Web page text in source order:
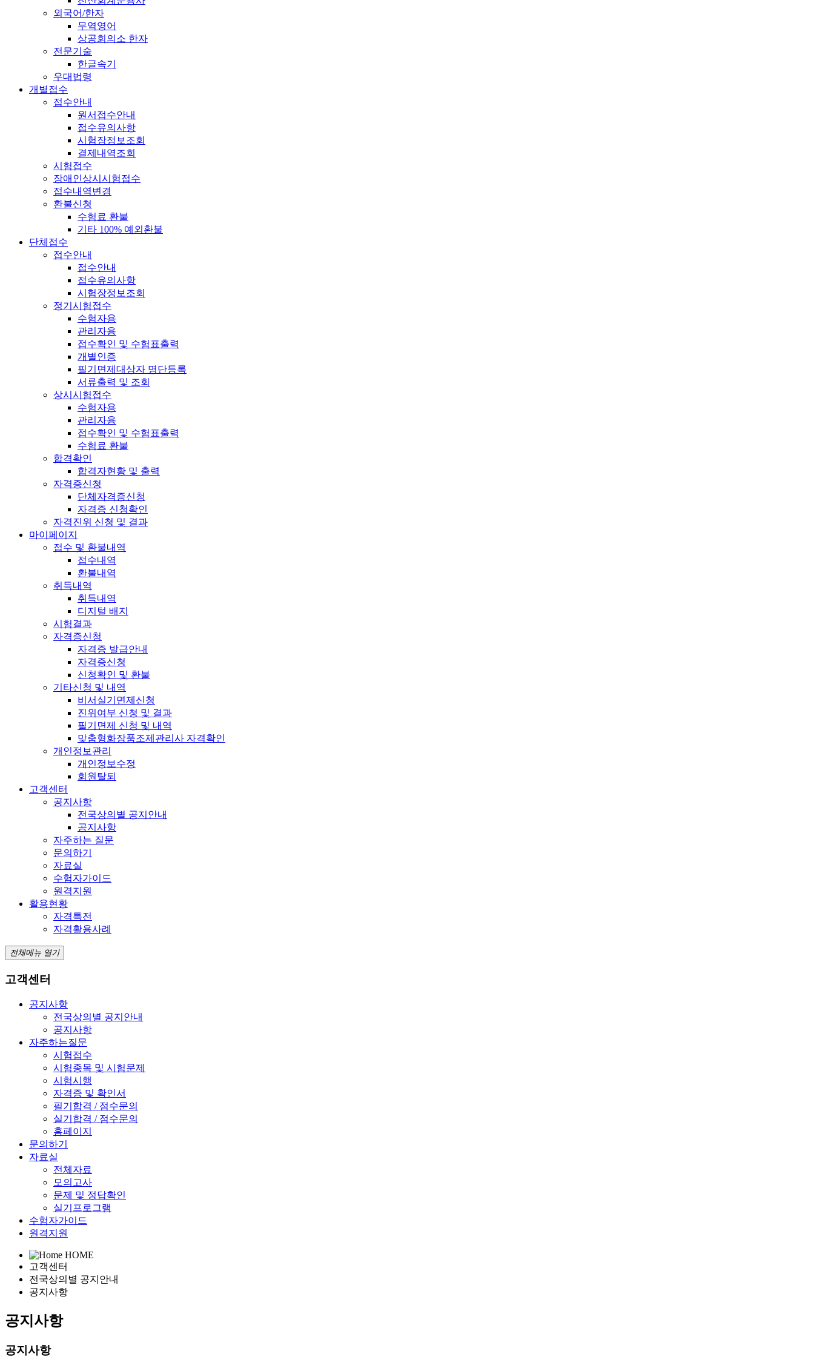
외국어/한자
무역영어
상공회의소 한자
전문기술
한글속기
우대법령
개별접수
접수안내
원서접수안내
접수유의사항
시험장정보조회
결제내역조회
시험접수
장애인상시시험접수
접수내역변경
환불신청
수험료 환불
기타 100% 예외환불
단체접수
접수안내
접수안내
접수유의사항
시험장정보조회
정기시험접수
수험자용
관리자용
접수확인 및 수험표출력
개별인증
필기면제대상자 명단등록
서류출력 및 조회
상시시험접수
수험자용
관리자용
접수확인 및 수험표출력
수험료 환불
합격확인
합격자현황 및 출력
자격증신청
단체자격증신청
자격증 신청확인
자격진위 신청 및 결과
마이페이지
접수 및 환불내역
접수내역
환불내역
취득내역
취득내역
디지털 배지
시험결과
자격증신청
자격증 발급안내
자격증신청
신청확인 및 환불
기타신청 및 내역
비서실기면제신청
진위여부 신청 및 결과
필기면제 신청 및 내역
맞춤형화장품조제관리사 자격확인
개인정보관리
개인정보수정
회원탈퇴
고객센터
공지사항
전국상의별 공지안내
공지사항
자주하는 질문
문의하기
자료실
수험자가이드
원격지원
활용현황
자격특전
자격활용사례
전체메뉴 열기
고객센터
공지사항
전국상의별 공지안내
공지사항
자주하는질문
시험접수
시험종목 및 시험문제
시험시행
자격증 및 확인서
필기합격 / 점수문의
실기합격 / 점수문의
홈페이지
문의하기
자료실
전체자료
모의고사
문제 및 정답확인
실기프로그램
수험자가이드
원격지원
HOME
고객센터
전국상의별 공지안내
공지사항
공지사항
공지사항